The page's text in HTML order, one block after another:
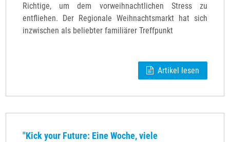
Richtige, um dem vorweihnachtlichen Stress zu
entfliehen. Der Regionale Weihnachtsmarkt hat sich
inzwischen als beliebter familiärer Treffpunkt
Artikel lesen
"Kick your Future: Eine Woche, viele